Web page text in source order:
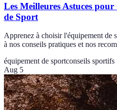
Les Meilleures Astuces
de Sport
Apprenez à choisir l'équipement de
à nos conseils pratiques et nos
équipement de sportconseils sportifs
Aug 5